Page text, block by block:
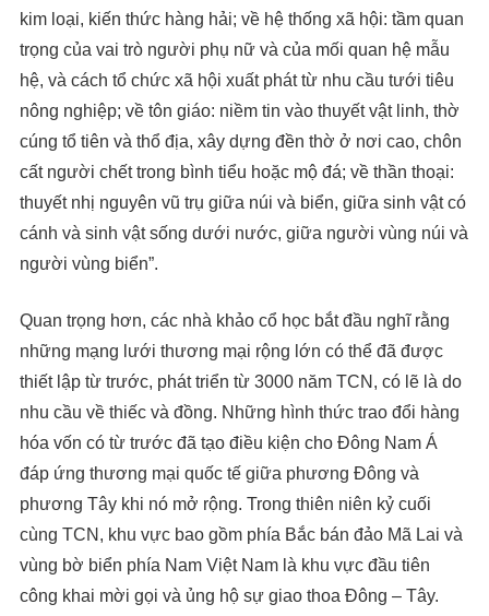
kim loại, kiến ​​thức hàng hải; về hệ thống xã hội: tầm quan
trọng của vai trò người phụ nữ và của mối quan hệ mẫu
hệ, và cách tổ chức xã hội xuất phát từ nhu cầu tưới tiêu
nông nghiệp; về tôn giáo: niềm tin vào thuyết vật linh, thờ
cúng tổ tiên và thổ địa, xây dựng đền thờ ở nơi cao, chôn
cất người chết trong bình tiểu hoặc mộ đá; về thần thoại:
thuyết nhị nguyên vũ trụ giữa núi và biển, giữa sinh vật có
cánh và sinh vật sống dưới nước, giữa người vùng núi và
người vùng biển”.
Quan trọng hơn, các nhà khảo cổ học bắt đầu nghĩ rằng
những mạng lưới thương mại rộng lớn có thể đã được
thiết lập từ trước, phát triển từ 3000 năm TCN, có lẽ là do
nhu cầu về thiếc và đồng. Những hình thức trao đổi hàng
hóa vốn có từ trước đã tạo điều kiện cho Đông Nam Á
đáp ứng thương mại quốc tế giữa phương Đông và
phương Tây khi nó mở rộng. Trong thiên niên kỷ cuối
cùng TCN, khu vực bao gồm phía Bắc bán đảo Mã Lai và
vùng bờ biển phía Nam Việt Nam là khu vực đầu tiên
công khai mời gọi và ủng hộ sự giao thoa Đông – Tây.